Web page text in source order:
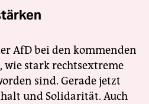
AfD bei den kommenden
wie stark rechtsextreme
sind. Gerade jetzt
und Solidarität. Auch